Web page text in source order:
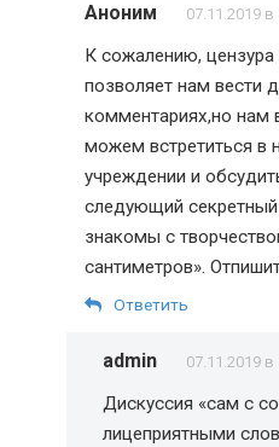
Аноним 07.11.2019 в
К сожалению, цензура
позволяет нам вести
комментариях,но нам
можем встретиться в
учреждении и
следующий
знакомы с
сантиметров».
Ответить
admin 07.11.2019 в
Дискуссия «сам с
лицеприятными